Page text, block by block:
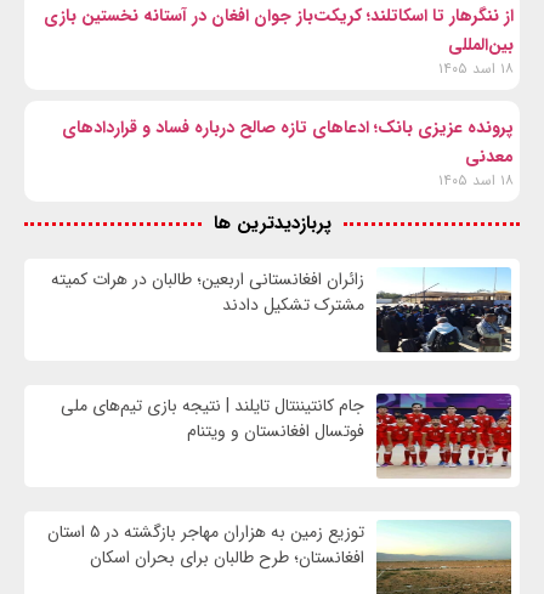
از ننگرهار تا اسکاتلند؛ کریکت‌باز جوان افغان در آستانه نخستین بازی
بین‌المللی
۱۸ اسد ۱۴۰۵
پرونده عزیزی بانک؛ ادعاهای تازه صالح درباره فساد و قراردادهای
معدنی
۱۸ اسد ۱۴۰۵
پربازدیدترین ها
زائران افغانستانی اربعین؛ طالبان در هرات کمیته
مشترک تشکیل دادند
جام کانتیننتال تایلند | نتیجه بازی تیم‌های ملی
فوتسال افغانستان و ویتنام
توزیع زمین به هزاران مهاجر بازگشته در ۵ استان
افغانستان؛ طرح طالبان برای بحران اسکان